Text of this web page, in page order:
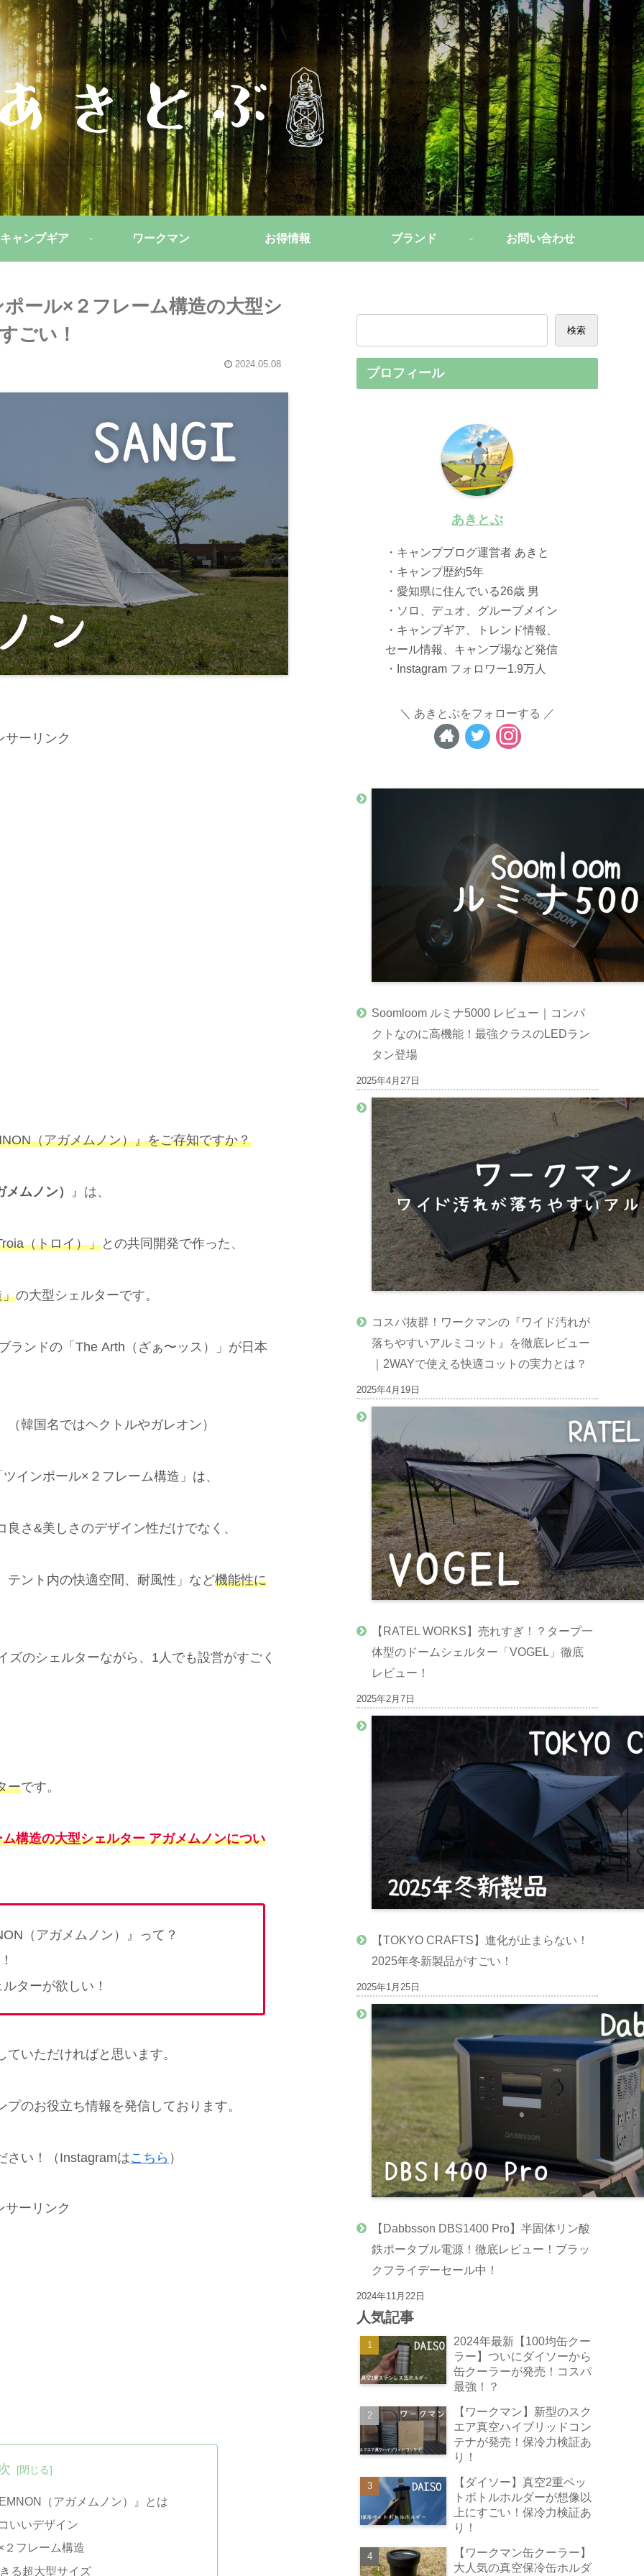
キャンプギア ワークマン お得情報 ブランド お問い合わせ
ール×２フレーム構造の大型シ
ごい！
2024.05.08
サーリンク
（アガメムノン）』をご存知ですか？
ムノン） 』は、
（トロイ）」との共同開発で作った、
」の大型シェルターです。
ランドの「The Arth（ざぁ〜ッス）」が日本
韓国名ではヘクトルやガレオン）
インポール×２フレーム構造」は、
良さ&美しさのデザイン性だけでなく、
テント内の快適空間、耐風性」など機能性に
のシェルターながら、1人でも設営がすごく
ーです。
構造の大型シェルター アガメムノンについ
（アガメムノン）』って？
ターが欲しい！
いただければと思います。
プのお役立ち情報を発信しております。
さい！（Instagramはこちら ）
サーリンク
（アガメムノン）』とは
いいデザイン
２フレーム構造
る超大型サイズ
検索
プロフィール
あきとぶ
・キャンプブログ運営者 あきと
・キャンプ歴約5年
・愛知県に住んでいる26歳 男
・ソロ、デュオ、グループメイン
・キャンプギア、トレンド情報、
セール情報、キャンプ場など発信
・Instagram フォロワー1.9万人
あきとぶをフォローする
Soomloom ルミナ5000 レビュー｜コンパ
クトなのに高機能！最強クラスのLEDラン
タン登場
2025年4月27日
コスパ抜群！ワークマンの『ワイド汚れが
落ちやすいアルミコット』を徹底レビュー
｜2WAYで使える快適コットの実力とは？
2025年4月19日
【RATEL WORKS】売れすぎ！？タープ一
体型のドームシェルター「VOGEL」徹底
レビュー！
2025年2月7日
【TOKYO CRAFTS】進化が止まらない！
2025年冬新製品がすごい！
2025年1月25日
【Dabbsson DBS1400 Pro】半固体リン酸
鉄ポータブル電源！徹底レビュー！ブラッ
クフライデーセール中！
2024年11月22日
人気記事
2024年最新【100均缶クー
ラー】ついにダイソーから
缶クーラーが発売！コスパ
最強！？
【ワークマン】新型のスク
エア真空ハイブリッドコン
テナが発売！保冷力検証あ
り！
【ダイソー】真空2重ペッ
トボトルホルダーが想像以
上にすごい！保冷力検証あ
り！
【ワークマン缶クーラー】
大人気の真空保冷缶ホルダ